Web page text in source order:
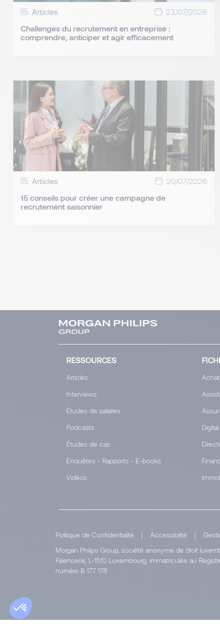
Articles
23/07/2026
Challenges du recrutement en entreprise :
comprendre, anticiper et agir efficacement
Articles
20/07/2026
15 conseils pour créer une campagne de
recrutement saisonnier
RESSOURCES
Articles
Interviews
Études de salaires
Podcasts
Études de cas
Enquêtes - Rapports - E-books
Vidéos
Digital
Politique de Confidentialité | Accessibilité |
Morgan Philips Group, société anonyme de droit
Faïencerie, L-1510 Luxembourg, immatriculée au
numéro B 177 178.